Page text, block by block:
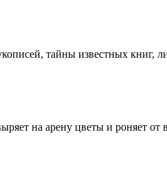
тайны известных книг,
на арену цветы и роняет